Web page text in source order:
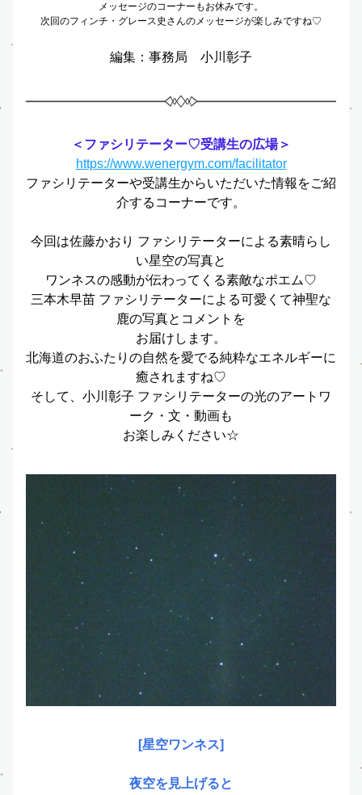
メッセージのコーナーもお休みです。
次回のフィンチ・グレース史さんのメッセージが楽しみですね♡
編集：事務局　小川彰子
＜ファシリテーター♡受講生の広場＞
https://www.wenergym.com/facilitator
ファシリテーターや受講生からいただいた情報をご紹
介するコーナーです。
今回は佐藤かおり ファシリテーターによる素晴らし
い星空の写真と
ワンネスの感動が伝わってくる素敵なポエム♡
三本木早苗 ファシリテーターによる可愛くて神聖な
鹿の写真とコメントを
お届けします。
北海道のおふたりの自然を愛でる純粋なエネルギーに
癒されますね♡
そして、小川彰子 ファシリテーターの光のアートワ
ーク・文・動画も
お楽しみください☆
[星空ワンネス]
夜空を見上げると